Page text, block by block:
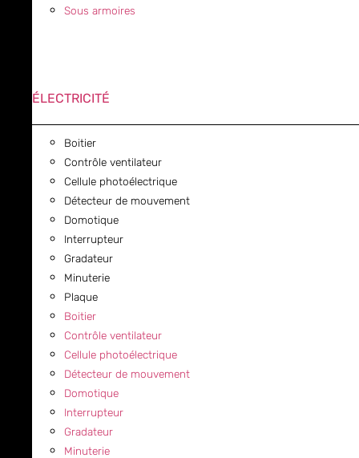
Sous armoires
ÉLECTRICITÉ
Boitier
Contrôle ventilateur
Cellule photoélectrique
Détecteur de mouvement
Domotique
Interrupteur
Gradateur
Minuterie
Plaque
Boitier
Contrôle ventilateur
Cellule photoélectrique
Détecteur de mouvement
Domotique
Interrupteur
Gradateur
Minuterie